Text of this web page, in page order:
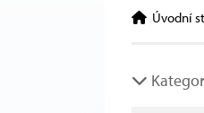
Úvodní